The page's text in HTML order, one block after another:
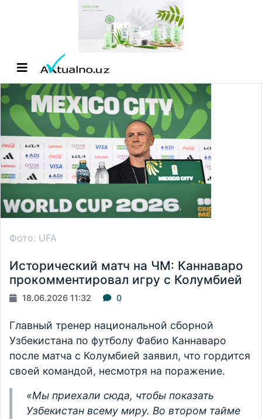
Фото: UFA
Исторический матч на ЧМ: Каннаваро
прокомментировал игру с Колумбией
18.06.2026 11:32 0
Главный тренер национальной сборной
Узбекистана по футболу Фабио Каннаваро
после матча с Колумбией заявил, что гордится
своей командой, несмотря на поражение.
«Мы приехали сюда, чтобы показать
Узбекистан всему миру. Во втором тайме